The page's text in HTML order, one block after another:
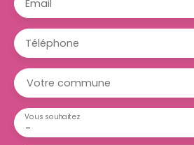
Email
Téléphone
Votre commune
-
Vous souhaitez